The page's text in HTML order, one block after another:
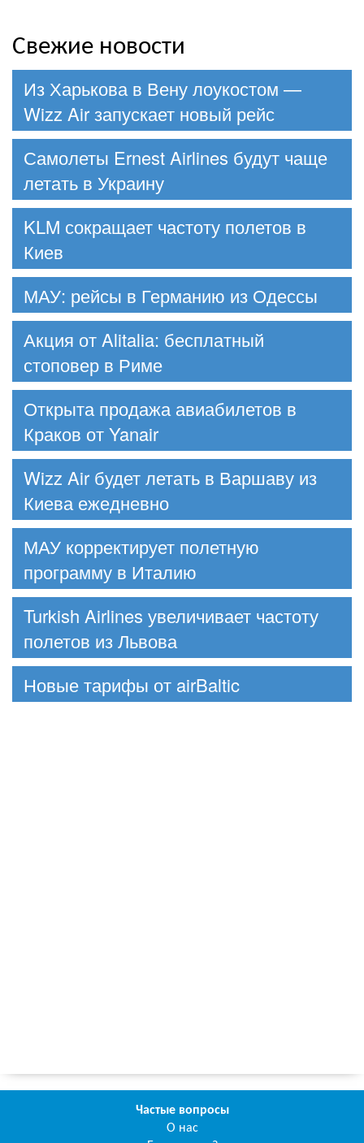
Свежие новости
Из Харькова в Вену лоукостом —
Wizz Air запускает новый рейс
Самолеты Ernest Airlines будут чаще
летать в Украину
KLM сокращает частоту полетов в
Киев
МАУ: рейсы в Германию из Одессы
Акция от Alitalia: бесплатный
стоповер в Риме
Открыта продажа авиабилетов в
Краков от Yanair
Wizz Air будет летать в Варшаву из
Киева ежедневно
МАУ корректирует полетную
программу в Италию
Turkish Airlines увеличивает частоту
полетов из Львова
Новые тарифы от airBaltic
Частые вопросы
О нас